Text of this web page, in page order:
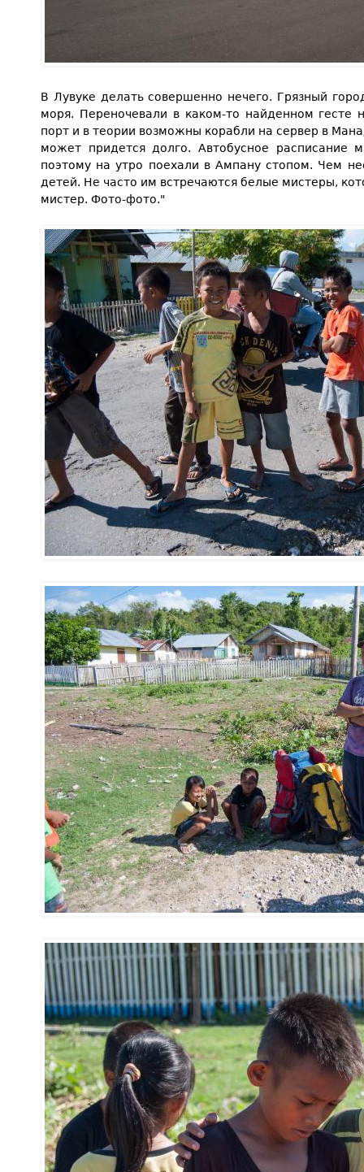
В Лувуке делать совершенно нечего. Грязный
моря. Переночевали в каком-то найденном гесте
порт и в теории возможны корабли на сервер в
может придется долго. Автобусное расписание
поэтому на утро поехали в Ампану стопом. Чем
детей. Не часто им встречаются белые мистеры,
мистер. Фото-фото."